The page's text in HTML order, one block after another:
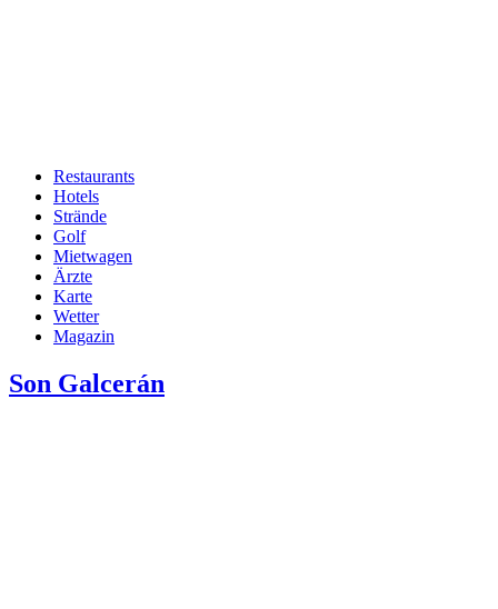
Hauptnavigation
Restaurants
Hotels
Strände
Golf
Mietwagen
Ärzte
Karte
Wetter
Magazin
Son Galcerán